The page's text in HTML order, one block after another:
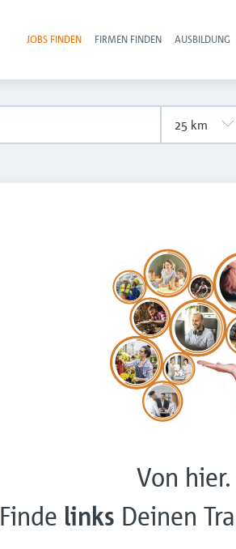
JOBS FINDEN FIRMEN FINDEN AUSBILDUNG
Von
Finde links Deinen